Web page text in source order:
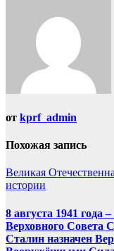
от kprf_admin
Похожая запись
Великая
истории
8 августа 1941 года
Верховного
Сталин назначен